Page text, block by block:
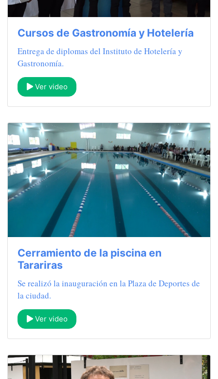
Cursos de Gastronomía y Hotelería
Entrega de diplomas del Instituto de Hotelería y
Gastronomía.
Ver video
Cerramiento de la piscina en
Tarariras
Se realizó la inauguración en la Plaza de Deportes de
la ciudad.
Ver video